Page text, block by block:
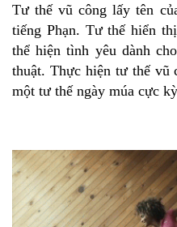
Tư thế vũ công lấy tên
tiếng Phạn. Tư thế hiển
thể hiện tình yêu dành
thuật. Thực hiện tư thế vũ
một tư thế ngày múa cực